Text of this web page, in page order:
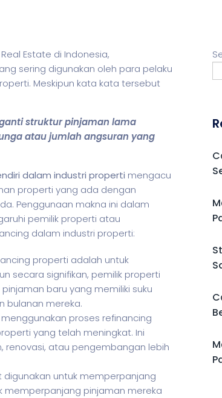
Estate di Indonesia,
sering digunakan oleh para pelaku
Meskipun kata kata tersebut
struktur pinjaman lama
atau jumlah angsuran yang
dalam industri properti mengacu
properti yang ada dengan
Penggunaan makna ini dalam
pemilik properti atau
dalam industri properti:
properti adalah untuk
secara signifikan, pemilik properti
baru yang memiliki suku
bulanan mereka.
proses refinancing
yang telah meningkat. Ini
renovasi, atau pengembangan lebih
digunakan untuk memperpanjang
memperpanjang pinjaman mereka